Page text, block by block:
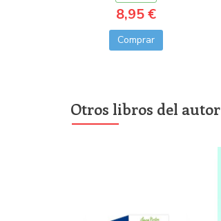
8,95 €
Comprar
Otros libros del autor